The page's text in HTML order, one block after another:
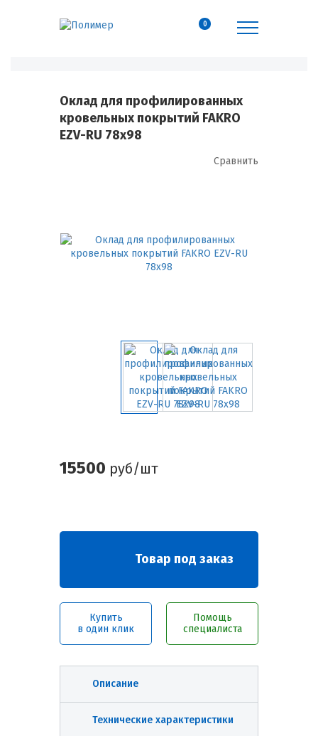
0
Оклад для профилированных
кровельных покрытий FAKRO
EZV-RU 78х98
Сравнить
15500 руб/шт
Товар под заказ
Купить
в один клик
Помощь
специалиста
Описание
Технические характеристики